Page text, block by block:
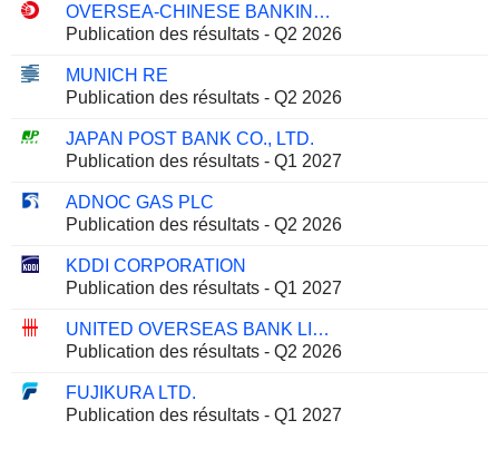
OVERSEA-CHINESE BANKING CORPORATION LIMITED
Publication des résultats - Q2 2026
MUNICH RE
Publication des résultats - Q2 2026
JAPAN POST BANK CO., LTD.
Publication des résultats - Q1 2027
ADNOC GAS PLC
Publication des résultats - Q2 2026
KDDI CORPORATION
Publication des résultats - Q1 2027
UNITED OVERSEAS BANK LIMITED
Publication des résultats - Q2 2026
FUJIKURA LTD.
Publication des résultats - Q1 2027